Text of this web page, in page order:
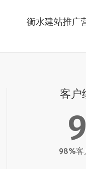
衡水建站推广
客户
98%客